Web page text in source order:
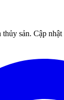
sản. Cập